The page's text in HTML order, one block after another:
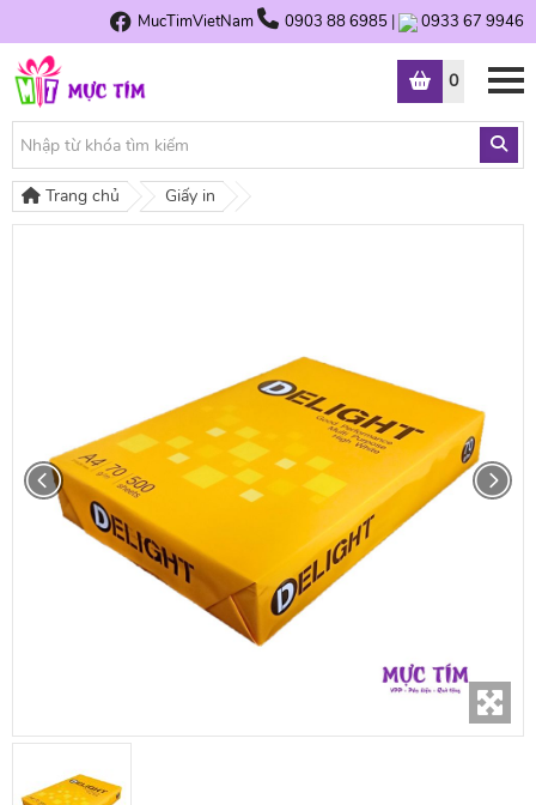
MucTimVietNam 0903 88 6985 | 0933 67 9946
0
Trang chủ Giấy in